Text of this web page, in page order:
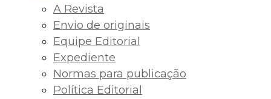
A Revista
Envio de originais
Equipe Editorial
Expediente
Normas para publicação
Política Editorial